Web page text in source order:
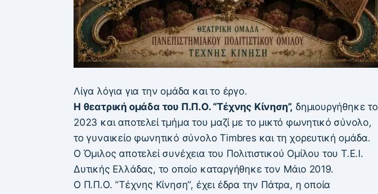
Λίγα λόγια για την ομάδα και το έργο.
Η θεατρική ομάδα του Π.Π.Ο. “Τέχνης Κίνηση”, δημιουργήθηκε το
2023 και αποτελεί τμήμα του μαζί με το μικτό φωνητικό σύνολο,
το γυναικείο φωνητικό σύνολο Timbres και τη χορευτική ομάδα.
Ο Όμιλος αποτελεί συνέχεια του Πολιτιστικού Ομίλου του Τ.Ε.Ι.
Δυτικής Ελλάδας, το οποίο καταργήθηκε τον Μάιο 2019.
Ο Π.Π.Ο. “Τέχνης Κίνηση”, έχει έδρα την Πάτρα, η οποία